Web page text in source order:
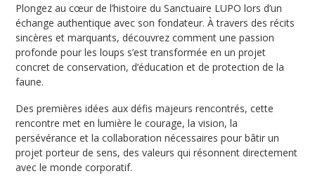
Plongez au cœur de l’histoire du Sanctuaire LUPO lors d’un
échange authentique avec son fondateur. À travers des récits
sincères et marquants, découvrez comment une passion
profonde pour les loups s’est transformée en un projet
concret de conservation, d’éducation et de protection de la
faune.
Des premières idées aux défis majeurs rencontrés, cette
rencontre met en lumière le courage, la vision, la
persévérance et la collaboration nécessaires pour bâtir un
projet porteur de sens, des valeurs qui résonnent directement
avec le monde corporatif.